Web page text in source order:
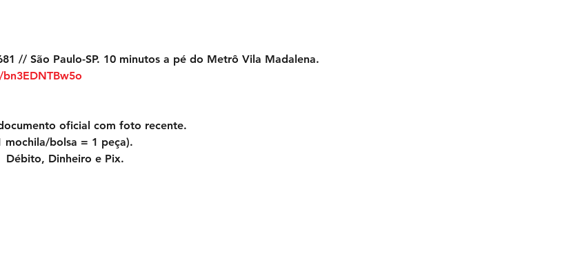
// São Paulo-SP. 10 minutos a pé do Metrô Vila Madalena.
oficial com foto recente.
mochila/bolsa = 1 peça).
Débito, Dinheiro e Pix.